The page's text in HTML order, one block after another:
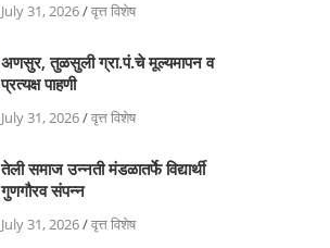
July 31, 2026/वृत्त विशेष
अणसुर, तुळसुली ग्रा.पं.चे मूल्यमापन व
प्रत्यक्ष पाहणी
July 31, 2026/वृत्त विशेष
तेली समाज उन्नती मंडळातर्फे विद्यार्थी
गुणगौरव संपन्न
July 31, 2026/वृत्त विशेष